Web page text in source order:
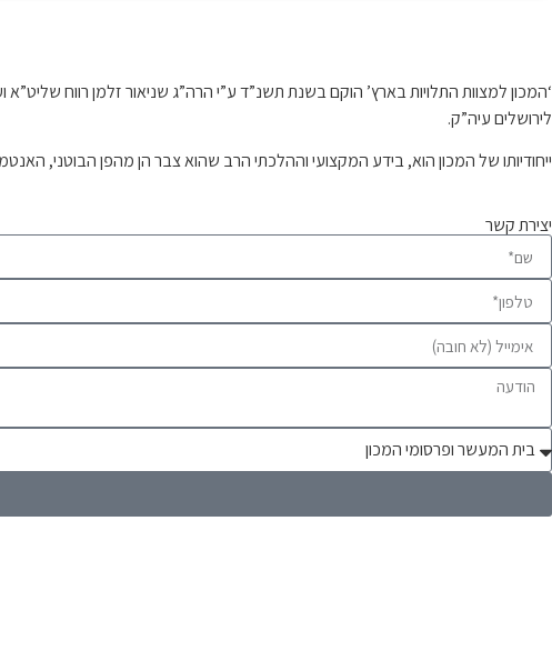
‘המכון למצוות התלויות בארץ’ הוקם בשנת תשנ”ד ע”י הרה”ג שניאור זלמן רווח
לירושלים עיה”ק.
ייחודיותו של המכון הוא, בידע המקצועי וההלכתי הרב שהוא צבר הן מהפן הבוטני,
יצירת קשר